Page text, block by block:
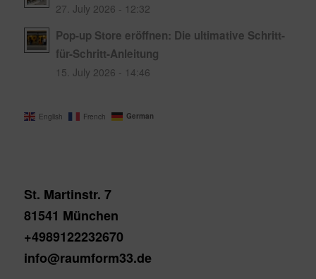
27. July 2026 - 12:32
Pop-up Store eröffnen: Die ultimative Schritt-
für-Schritt-Anleitung
15. July 2026 - 14:46
English French German
St. Martinstr. 7
81541 München
+4989122232670
info@raumform33.de